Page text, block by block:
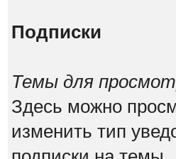
Подписки
Темы для
Здесь можно
изменить тип